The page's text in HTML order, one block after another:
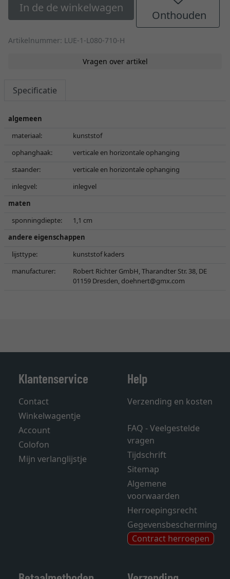
In de de winkelwagen
Onthouden
Artikelnummer: LUE-1-L080-710-H
Vragen over artikel
Specificatie
algemeen
materiaal:
kunststof
ophanghaak:
verticale en horizontale ophanging
staander:
verticale en horizontale ophanging
inlegvel:
inlegvel
maten
sponningdiepte:
1,1 cm
andere eigenschappen
lijsttype:
kunststof kaders
manufacturer:
Robert Richter GmbH, Tharandter Str. 38, DE
01159 Dresden, doehnert@gmx.com
Klantenservice
Contact
Winkelwagentje
Account
Colofon
Mijn verlanglijstje
Help
Verzending en kosten
FAQ - Veelgestelde
vragen
Tijdschrift
Sitemap
Algemene
voorwaarden
Herroepingsrecht
Gegevensbescherming
Contract herroepen